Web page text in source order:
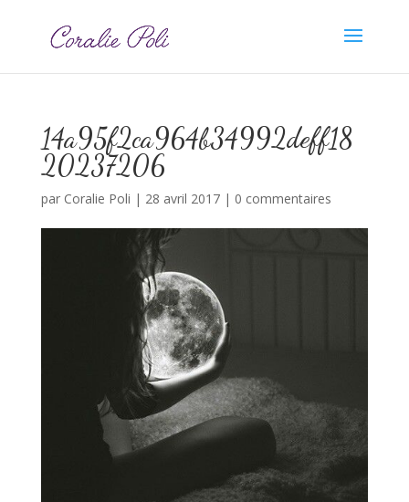
14a95f2ca964b34992deff18
20237206
par Coralie Poli | 28 avril 2017| 0 commentaires